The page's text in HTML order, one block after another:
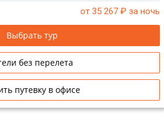
от 35 267 ₽ за ночь
Выбрать тур
без перелета
путевку в офисе